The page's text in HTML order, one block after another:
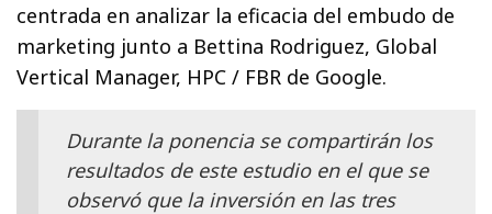
centrada en analizar la eficacia del embudo de
marketing junto a Bettina Rodriguez, Global
Vertical Manager, HPC / FBR de Google.
Durante la ponencia se compartirán los
resultados de este estudio en el que se
observó que la inversión en las tres